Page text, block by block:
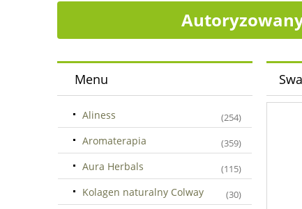
Menu
Aliness (254)
Aromaterapia (359)
Aura Herbals (115)
Kolagen naturalny Colway (30)